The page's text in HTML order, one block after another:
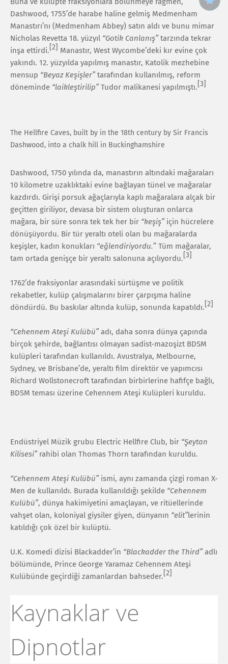
Dashwood, 1755’de harabe haline gelmiş Medmenham
Manastırı’nı (Medmenham Abbey) satın aldı ve bunu mimar
Nicholas Revetta 18. yüzyıl “Gotik Canlanış” tarzında tekrar
inşa ettirdi. [2] Manastır, West Wycombe’deki kır evine çok
yakındı. 12. yüzyılda yapılmış manastır, Katolik mezhebine
mensup “Beyaz Keşişler” tarafından kullanılmış, reform
döneminde “laikleştirilip” Tudor malikanesi yapılmıştı. [3]
The Hellfire Caves, built by in the 18th century by Sir Francis
Dashwood, into a chalk hill in Buckinghamshire
Dashwood, 1750 yılında da, manastırın altındaki mağaraları
10 kilometre uzaklıktaki evine bağlayan tünel ve mağaralar
kazdırdı. Girişi porsuk ağaçlarıyla kaplı mağaralara alçak bir
geçitten giriliyor, devasa bir sistem oluşturan onlarca
mağara, bir süre sonra tek tek her bir “keşiş” için hücrelere
dönüşüyordu. Bir tür yeraltı oteli olan bu mağaralarda
keşişler, kadın konukları “eğlendiriyordu.” Tüm mağaralar,
tam ortada genişçe bir yeraltı salonuna açılıyordu. [3]
1762’de fraksiyonlar arasındaki sürtüşme ve politik
rekabetler, kulüp çalışmalarını birer çarpışma haline
döndürdü. Bu baskılar altında kulüp, sonunda kapatıldı. [2]
“Cehennem Ateşi Kulübü” adı, daha sonra dünya çapında
birçok şehirde, bağlantısı olmayan sadist-mazoşizt BDSM
kulüpleri tarafından kullanıldı. Avustralya, Melbourne,
Sydney, ve Brisbane’de, yeraltı film direktör ve yapımcısı
Richard Wollstonecroft tarafından birbirlerine hafifçe bağlı,
BDSM teması üzerine Cehennem Ateşi Kulüpleri kuruldu.
Endüstriyel Müzik grubu Electric Hellfire Club, bir “Şeytan
Kilisesi” rahibi olan Thomas Thorn tarafından kuruldu.
“Cehennem Ateşi Kulübü” ismi, aynı zamanda çizgi roman X-
Men de kullanıldı. Burada kullanıldığı şekilde “Cehennem
Kulübü”, dünya hakimiyetini amaçlayan, ve ritüellerinde
vahşet olan, koloniyal giysiler giyen, dünyanın “elit”lerinin
katıldığı çok özel bir kulüptü.
U.K. Komedi dizisi Blackadder’in “Blackadder the Third” adlı
bölümünde, Prince George Yaramaz Cehennem Ateşi
Kulübünde geçirdiği zamanlardan bahseder. [2]
Kaynaklar ve
Dipnotlar